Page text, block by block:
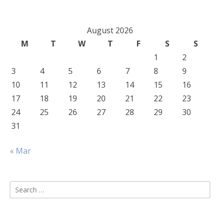
August 2026
M
T W T F S
S
1
2
3
4 5 6 7 8
9
10
11 12 13 14 15
16
17
18 19 20 21 22
23
24
25 26 27 28 29
30
31
« Mar
Search
for: